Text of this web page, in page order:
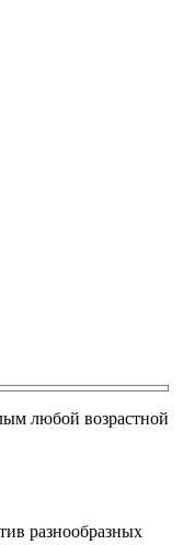
любой возрастной
разнообразных